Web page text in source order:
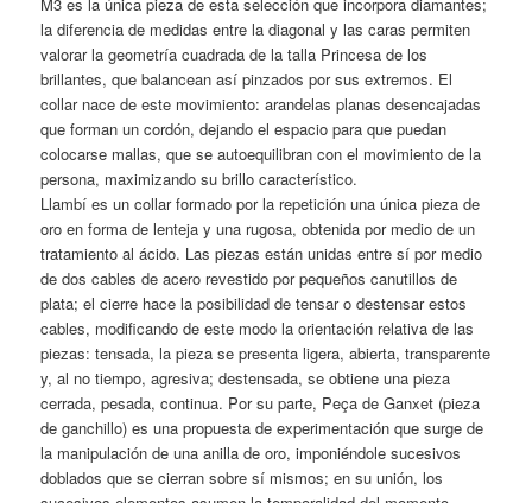
la diferencia de medidas entre la diagonal y las caras permiten
valorar la geometría cuadrada de la talla Princesa de los
brillantes, que balancean así pinzados por sus extremos. El
collar nace de este movimiento: arandelas planas desencajadas
que forman un cordón, dejando el espacio para que puedan
colocarse mallas, que se autoequilibran con el movimiento de la
persona, maximizando su brillo característico.
Llambí es un collar formado por la repetición una única pieza de
oro en forma de lenteja y una rugosa, obtenida por medio de un
tratamiento al ácido. Las piezas están unidas entre sí por medio
de dos cables de acero revestido por pequeños canutillos de
plata; el cierre hace la posibilidad de tensar o destensar estos
cables, modificando de este modo la orientación relativa de las
piezas: tensada, la pieza se presenta ligera, abierta, transparente
y, al no tiempo, agresiva; destensada, se obtiene una pieza
cerrada, pesada, continua. Por su parte, Peça de Ganxet (pieza
de ganchillo) es una propuesta de experimentación que surge de
la manipulación de una anilla de oro, imponiéndole sucesivos
doblados que se cierran sobre sí mismos; en su unión, los